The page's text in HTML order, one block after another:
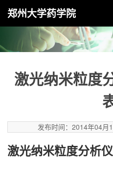
郑州大学药学院
激光纳米粒度
发布时间：2014年04月
激光纳米粒度分析